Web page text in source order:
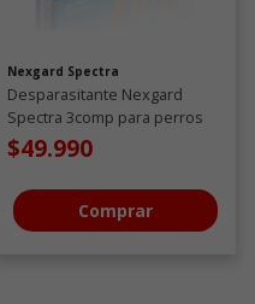
Nexgard Spectra
Desparasitante Nexgard
Spectra 3comp para perros
de 30,1 a 60 KG
$49.990
Comprar